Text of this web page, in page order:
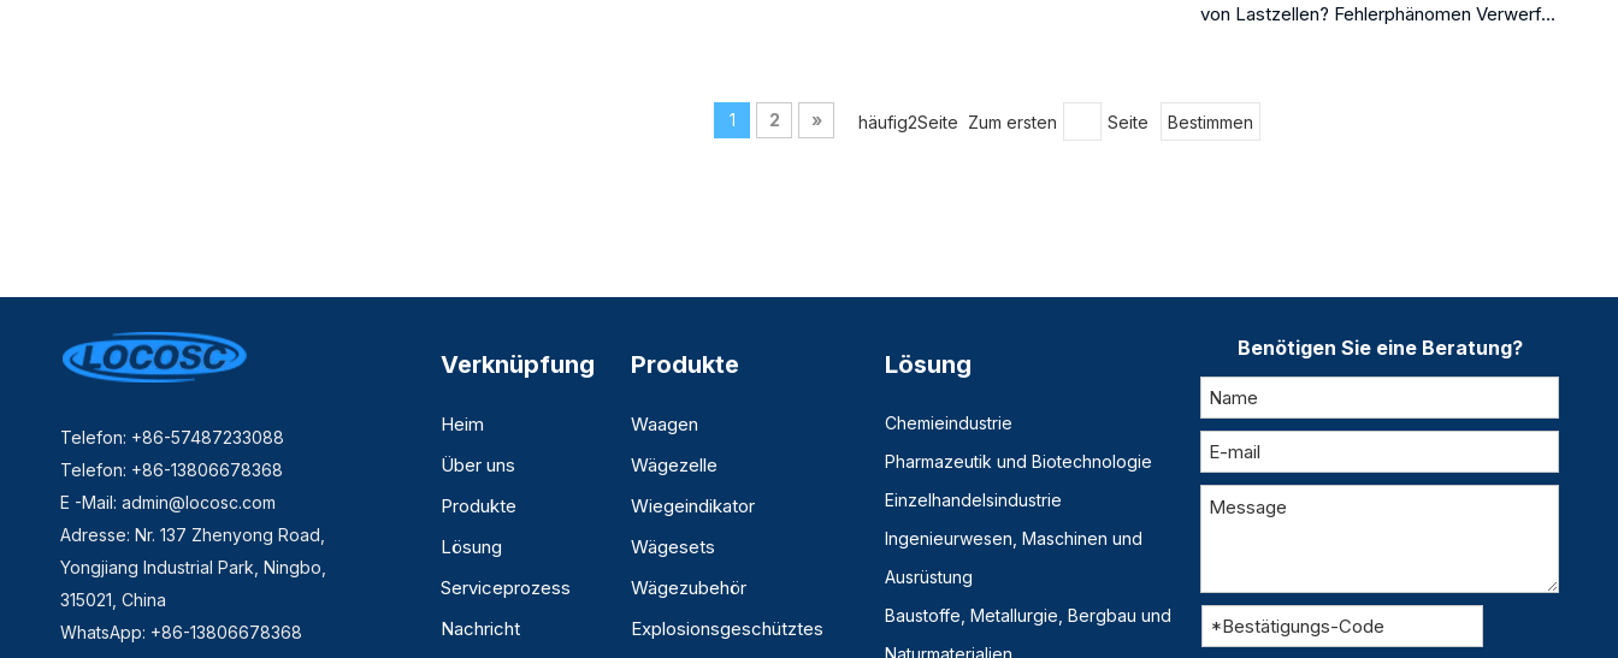
von Lastzellen? Fehlerphänomen Verwerf...
1 2 » häufig2Seite Zum ersten Seite Bestimmen
Telefon: +86-57487233088
Telefon: +86-13806678368
E -Mail: admin@locosc.com
Adresse: Nr. 137 Zhenyong Road,
Yongjiang Industrial Park, Ningbo,
315021, China
WhatsApp: +86-13806678368
Verknüpfung
Heim
Über uns
Produkte
Lösung
Serviceprozess
Nachricht
Produkte
Waagen
Wägezelle
Wiegeindikator
Wägesets
Wägezubehör
Explosionsgeschütztes
Lösung
Chemieindustrie
Pharmazeutik und Biotechnologie
Einzelhandelsindustrie
Ingenieurwesen, Maschinen und
Ausrüstung
Baustoffe, Metallurgie, Bergbau und
Naturmaterialien
Benötigen Sie eine Beratung?